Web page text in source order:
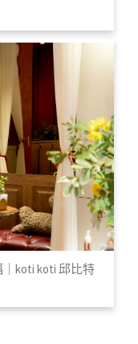
koti koti 邱比特